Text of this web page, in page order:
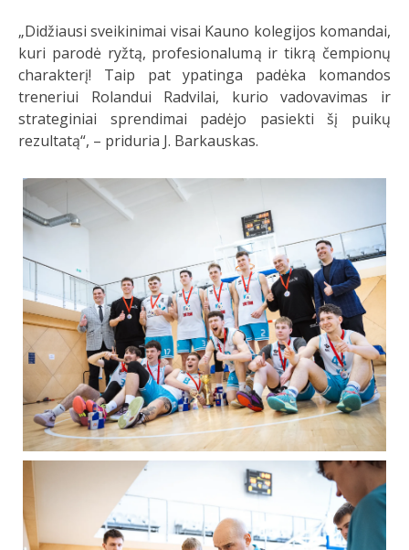
„Didžiausi sveikinimai visai Kauno kolegijos komandai,
kuri parodė ryžtą, profesionalumą ir tikrą čempionų
charakterį! Taip pat ypatinga padėka komandos
treneriui Rolandui Radvilai, kurio vadovavimas ir
strateginiai sprendimai padėjo pasiekti šį puikų
rezultatą“, – priduria J. Barkauskas.